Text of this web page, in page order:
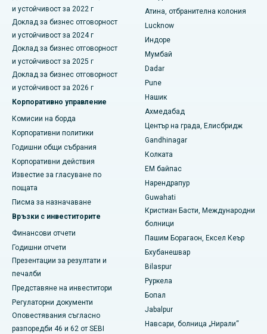
Най-добрата болница в Секундерабад, Хайдерабад
Най-добрата болница в Сешадрипурам, Бангалор
Най-добрата болница на Уолтейр Мейн Роуд,
Висакхапатнам
Най-добрата болница в Subhash Nagar Road, Каримнагар
Най-добрата болница в Манагари, Караикуди
Най-добрата болница в Арепали, Варангал
Най-добрата болница в колония Арера, Бхопал
Най-добрата болница в Джаянагар, Бангалор
Най-добрата болница в КК Нагар, Мадурай
Най-добрата болница в Ramji Nagar, Nellore
Най-добрата болница в Сектор-19, Руркела
Най-добрата болница в Суаргейт, Пуна
Най-добрата болница за жени с рак в Южен Делхи
и устойчивост за 2022 г
Доклад за бизнес отговорност
и устойчивост за 2024 г
Доклад за бизнес отговорност
и устойчивост за 2025 г
Доклад за бизнес отговорност
и устойчивост за 2026 г
Корпоративно управление
Комисии на борда
Корпоративни политики
Годишни общи събрания
Корпоративни действия
Известие за гласуване по
пощата
Писма за назначаване
Връзки с инвеститорите
Финансови отчети
Годишни отчети
Презентации за резултати и
печалби
Представяне на инвеститори
Регулаторни документи
Оповестявания съгласно
разпоредби 46 и 62 от SEBI
Атина, отбранителна колония
Lucknow
Индоре
Мумбай
Dadar
Pune
Нашик
Ахмедабад
Център на града, Елисбридж
Gandhinagar
Колката
EM байпас
Нарендрапур
Guwahati
Кристиан Басти, Международни
болници
Пашим Борагаон, Ексел Кеър
Бхубанешвар
Bilaspur
Руркела
Бопал
Jabalpur
Навсари, болница „Нирали“